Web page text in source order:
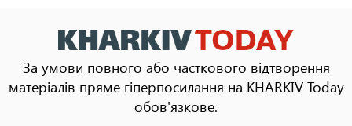
За умови повного або часткового відтворення
матеріалів пряме гіперпосилання на KHARKIV Today
обов'язкове.